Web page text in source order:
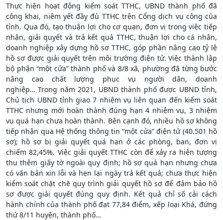
Thực hiện hoạt động kiểm soát TTHC, UBND thành phố đã
công khai, niêm yết đầy đủ TTHC trên Cổng dịch vụ công của
tỉnh. Qua đó, tạo thuận lợi cho cơ quan, đơn vị trong việc tiếp
nhận, giải quyết và trả kết quả TTHC, thuận lợi cho cá nhân,
doanh nghiệp xây dựng hồ sơ TTHC, góp phần nâng cao tỷ lệ
hồ sơ được giải quyết trên môi trường điện tử. Việc thành lập
bộ phận “một cửa” thành phố và 8/8 xã, phường đã từng bước
nâng cao chất lượng phục vụ người dân, doanh
nghiệp… Trong năm 2021, UBND thành phố được UBND tỉnh,
Chủ tịch UBND tỉnh giao 7 nhiệm vụ liên quan đến kiểm soát
TTHC nhưng mới hoàn thành đúng hạn 4 nhiệm vụ, 3 nhiệm
vụ quá hạn chưa hoàn thành. Bên cạnh đó, nhiều hồ sơ không
tiếp nhận qua Hệ thống thông tin “một cửa” điện tử (40.501 hồ
sơ); hồ sơ bị giải quyết quá hạn ở các phòng, ban, đơn vị
chiếm 82,45%. Việc giải quyết TTHC còn để xảy ra hiện tượng
thu thêm giấy tờ ngoài quy định; hồ sơ quá hạn nhưng chưa
có văn bản xin lỗi và hẹn lại ngày trả kết quả; chưa thực hiện
kiểm soát chặt chẽ quy trình giải quyết hồ sơ để đảm bảo hồ
sơ được giải quyết đúng quy định. Kết quả chỉ số cải cách
hành chính của thành phố đạt 77,84 điểm, xếp loại Khá, đứng
thứ 8/11 huyện, thành phố…